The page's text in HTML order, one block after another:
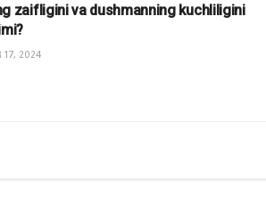
zaifligini va dushmanning kuchliligini
17, 2024